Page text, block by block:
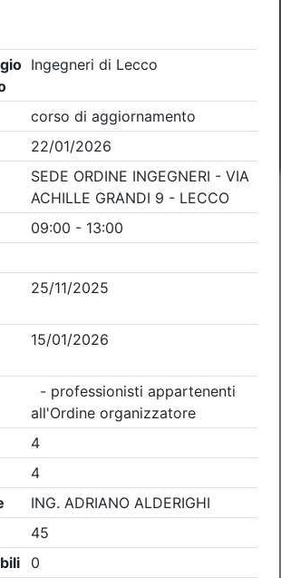
collegio:Ingegneri- Ordine:
in programma dal
DELLA SICUREZZA:
COMPETENZA E